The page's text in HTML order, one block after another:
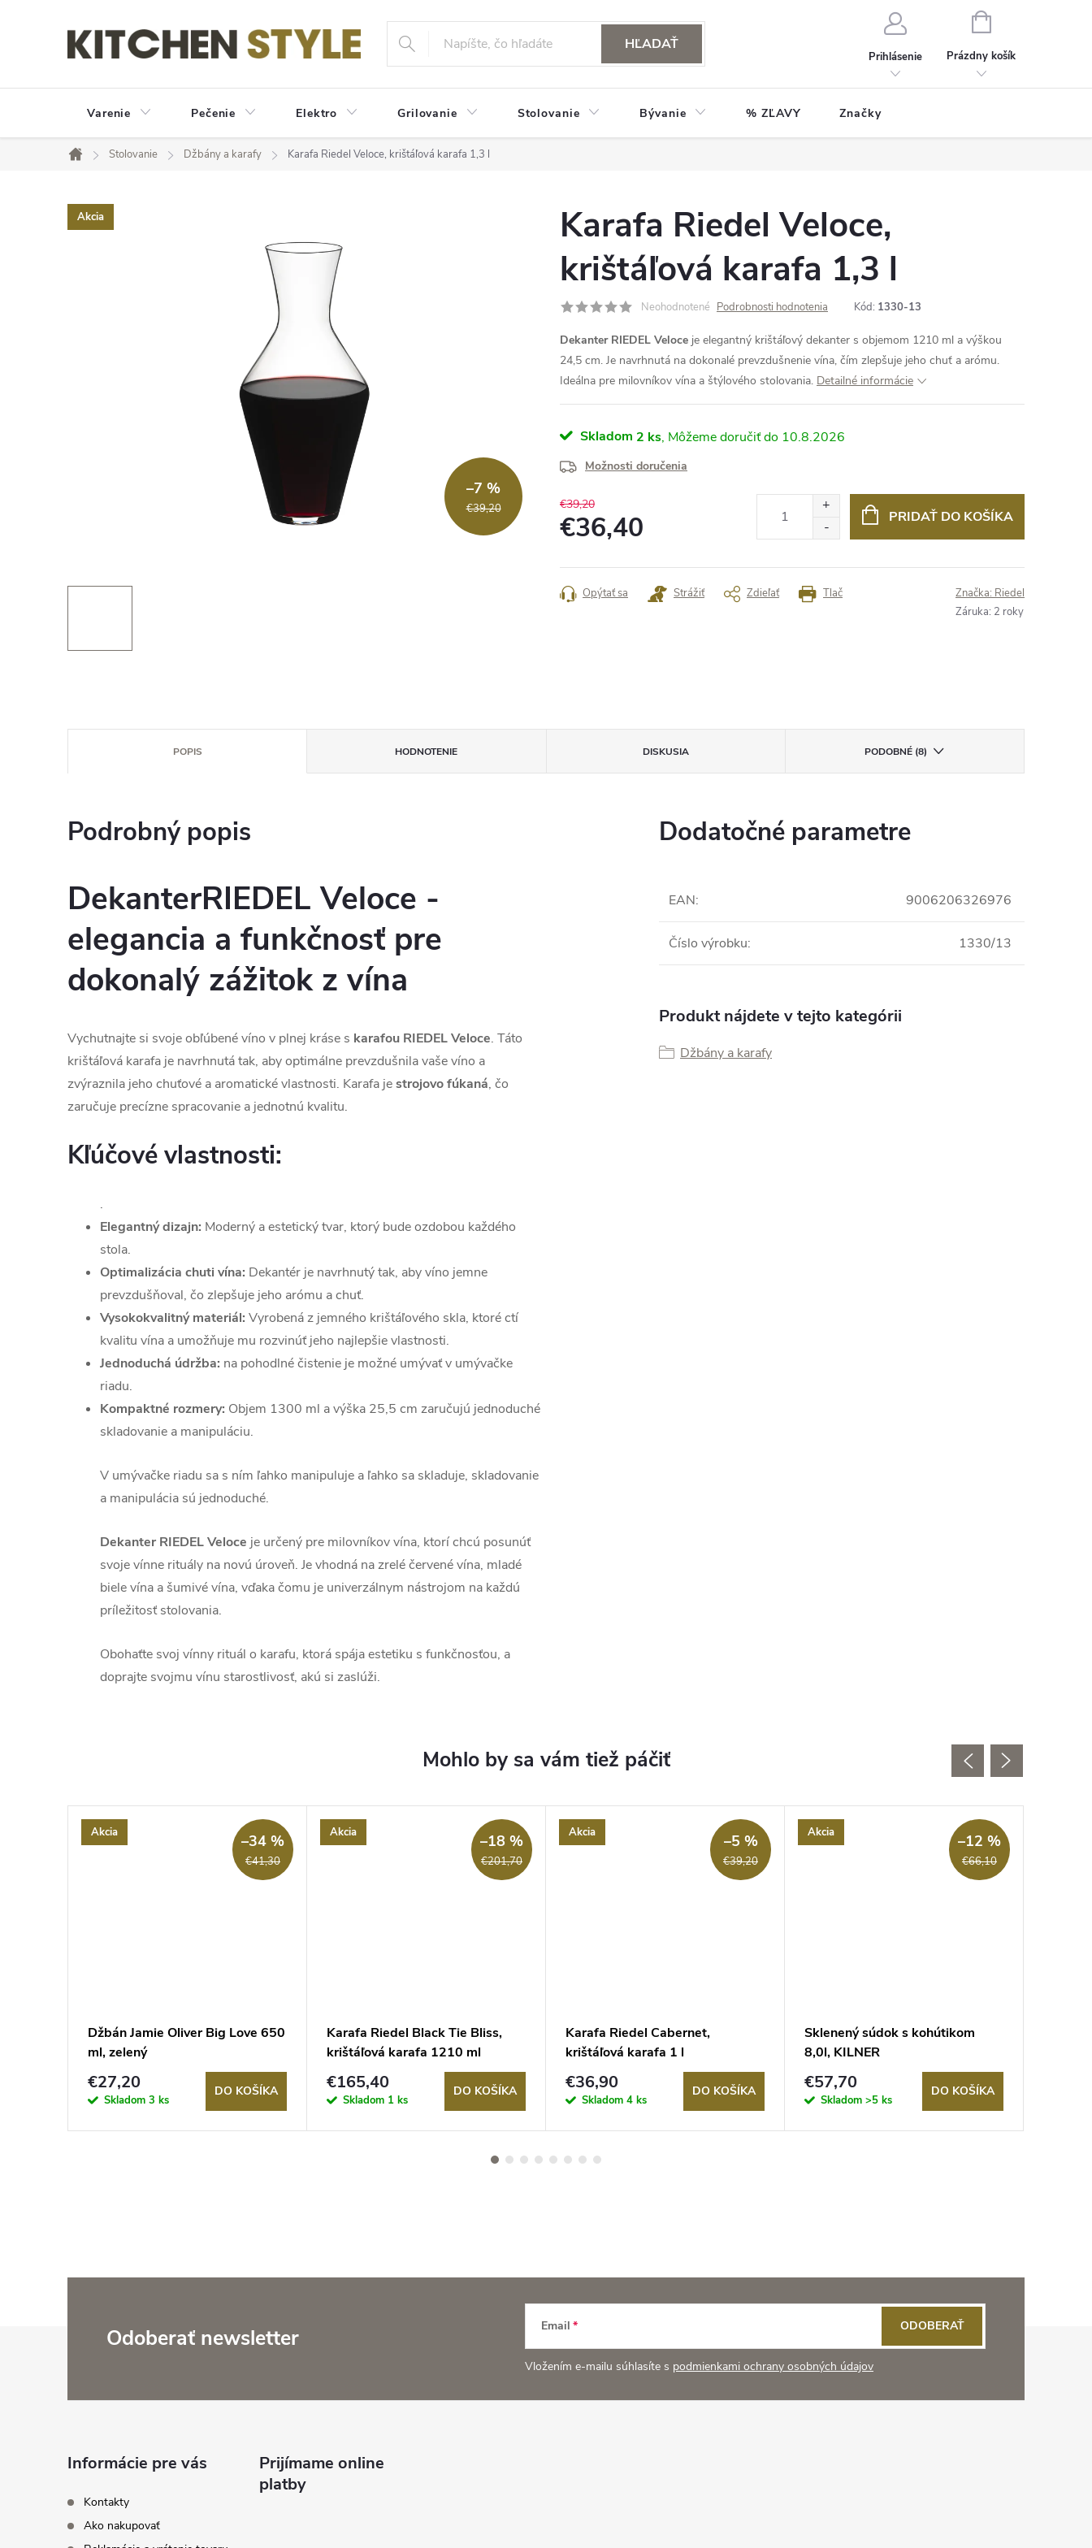
HĽADAŤ
Prihlásenie
NÁKUPNÝ
Prázdny košík
Varenie Pečenie Elektro Grilovanie Stolovanie Bývanie % ZĽAVY Značky
Domov
Stolovanie Džbány a karafy Karafa Riedel Veloce, krištáľová karafa 1,3 l
Akcia
€39,20
–7 %
Karafa Riedel Veloce,
krištáľová karafa 1,3 l
Neohodnotené Podrobnosti hodnotenia Kód: 1330-13
Dekanter RIEDEL Veloce je elegantný krištáľový dekanter s objemom 1210 ml a výškou
24,5 cm. Je navrhnutá na dokonalé prevzdušnenie vína, čím zlepšuje jeho chuť a arómu.
Ideálna pre milovníkov vína a štýlového stolovania. Detailné informácie
Skladom 2 ks 10.8.2026
Možnosti doručenia
€39,20
€36,40
cena:
PRIDAŤ DO KOŠÍKA
Tlač
Opýtať sa Strážiť Zdieľať Značka: Riedel
Záruka: 2 roky
POPIS HODNOTENIE DISKUSIA PODOBNÉ (8)
Podrobný popis
DekanterRIEDEL Veloce -
elegancia a funkčnosť pre
dokonalý zážitok z vína
Vychutnajte si svoje obľúbené víno v plnej kráse s karafou RIEDEL Veloce. Táto
krištáľová karafa je navrhnutá tak, aby optimálne prevzdušnila vaše víno a
zvýraznila jeho chuťové a aromatické vlastnosti. Karafa jestrojovo fúkaná, čo
zaručuje precízne spracovanie a jednotnú kvalitu.
Kľúčové vlastnosti:
.
Elegantný dizajn: Moderný a estetický tvar, ktorý bude ozdobou každého
stola.
Optimalizácia chuti vína: Dekantér je navrhnutý tak, aby víno jemne
prevzdušňoval, čo zlepšuje jeho arómu a chuť.
Vysokokvalitný materiál: Vyrobená z jemného krištáľového skla, ktoré ctí
kvalitu vína a umožňuje mu rozvinúť jeho najlepšie vlastnosti.
Jednoduchá údržba: na pohodlné čistenie je možné umývať v umývačke
riadu.
Kompaktné rozmery: Objem 1300 ml a výška 25,5 cm zaručujú jednoduché
skladovanie a manipuláciu.
V umývačke riadu sa s ním ľahko manipuluje a ľahko sa skladuje, skladovanie
a manipulácia sú jednoduché.
Dekanter RIEDEL Veloce je určený pre milovníkov vína, ktorí chcú posunúť
svoje vínne rituály na novú úroveň. Je vhodná na zrelé červené vína, mladé
biele vína a šumivé vína, vďaka čomu je univerzálnym nástrojom na každú
príležitosť stolovania.
Obohaťte svoj vínny rituál o karafu, ktorá spája estetiku s funkčnosťou, a
doprajte svojmu vínu starostlivosť, akú si zaslúži.
Dodatočné parametre
EAN: 9006206326976
Číslo výrobku: 1330/13
Produkt nájdete v tejto kategórii
Džbány a karafy
Akcia
€41,30
–34 %
Džbán Jamie Oliver Big Love 650
ml, zelený
€27,20
Skladom 3 ks
DO KOŠÍKA
Akcia
€201,70
–18 %
Karafa Riedel Black Tie Bliss,
krištáľová karafa 1210 ml
€165,40
Skladom 1 ks
DO KOŠÍKA
Akcia
€39,20
–5 %
Karafa Riedel Cabernet,
krištáľová karafa 1 l
€36,90
Skladom 4 ks
DO KOŠÍKA
Akcia
€66,10
–12 %
Sklenený súdok s kohútikom
8,0l, KILNER
€57,70
Skladom >5 ks
DO KOŠÍKA
Odoberať newsletter Email
Vložením e-mailu súhlasíte s podmienkami ochrany osobných údajov
ODOBERAŤ
Informácie pre vás
Kontakty
Ako nakupovať
Prijímame online
platby